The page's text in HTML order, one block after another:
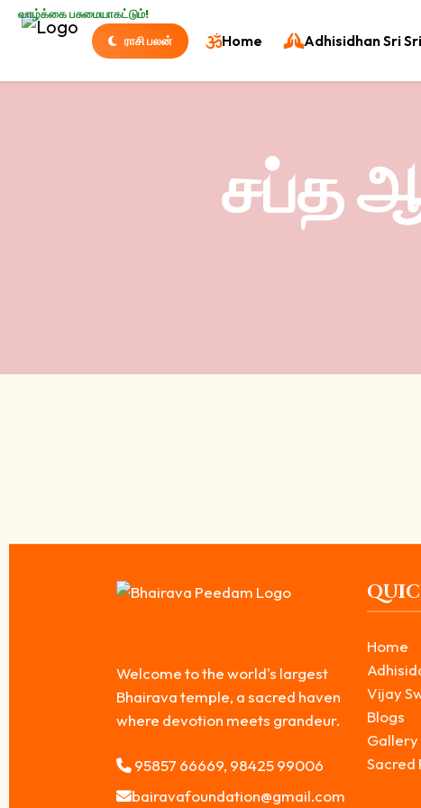
வாழ்க்கை பசுமையாகட்டும்!
ராசி பலன் Home Adhisidhan Sri
சப்த
Welcome to the world's largest
Bhairava temple, a sacred haven
where devotion meets grandeur.
95857 66669, 98425 99006
bairavafoundation@gmail.com
Home
Vijay
Blogs
Gallery
Sacred